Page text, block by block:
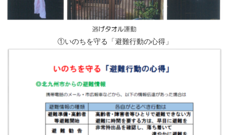
①いのちを守る「避難行動の心得」